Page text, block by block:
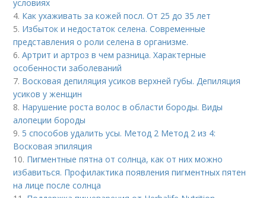
условиях
4. Как ухаживать за кожей посл. От 25 до 35 лет
5. Избыток и недостаток селена. Современные
представления о роли селена в организме.
6.Артрит и артроз в чем разница. Характерные
особенности заболеваний
7. Восковая депиляция усиков верхней губы. Депиляция
усиков у женщин
8. Нарушение роста волос в области бороды. Виды
алопеции бороды
9. 5 способов удалить усы. Метод 2 Метод 2 из 4:
Восковая эпиляция
10. Пигментные пятна от солнца, как от них можно
избавиться. Профилактика появления пигментных пятен
на лице после солнца